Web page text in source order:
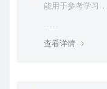
能用于参考学习
查看详情